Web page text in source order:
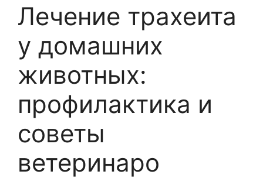
Лечение трахеита
у домашних
животных:
профилактика и
советы
ветеринаро